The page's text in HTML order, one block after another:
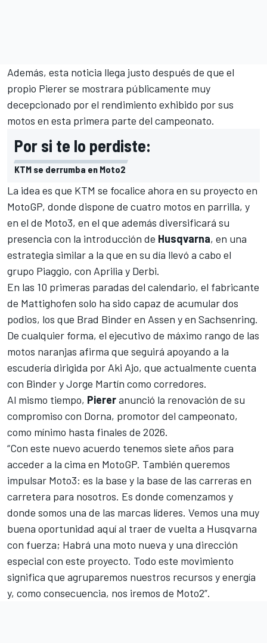
Además, esta noticia llega justo después de que el
propio Pierer se mostrara públicamente muy
decepcionado por el rendimiento exhibido por sus
motos en esta primera parte del campeonato.
Por si te lo perdiste:
KTM se derrumba en Moto2
La idea es que KTM se focalice ahora en su proyecto en
MotoGP, donde dispone de cuatro motos en parrilla, y
en el de Moto3, en el que además diversificará su
presencia con la introducción de Husqvarna, en una
estrategia similar a la que en su día llevó a cabo el
grupo Piaggio, con Aprilia y Derbi.
En las 10 primeras paradas del calendario, el fabricante
de Mattighofen solo ha sido capaz de acumular dos
podios, los que Brad Binder en Assen y en Sachsenring.
De cualquier forma, el ejecutivo de máximo rango de las
motos naranjas afirma que seguirá apoyando a la
escudería dirigida por Aki Ajo, que actualmente cuenta
con Binder y Jorge Martín como corredores.
Al mismo tiempo, Piereranunció la renovación de su
compromiso con Dorna, promotor del campeonato,
como mínimo hasta finales de 2026.
“Con este nuevo acuerdo tenemos siete años para
acceder a la cima en MotoGP. También queremos
impulsar Moto3: es la base y la base de las carreras en
carretera para nosotros. Es donde comenzamos y
donde somos una de las marcas líderes. Vemos una muy
buena oportunidad aquí al traer de vuelta a Husqvarna
con fuerza; Habrá una moto nueva y una dirección
especial con este proyecto. Todo este movimiento
significa que agruparemos nuestros recursos y energía
y, como consecuencia, nos iremos de Moto2”.